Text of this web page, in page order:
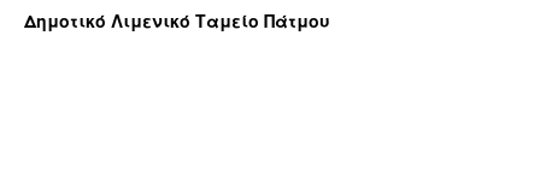
Δημοτικό Λιμενικό Ταμείο Πάτμου